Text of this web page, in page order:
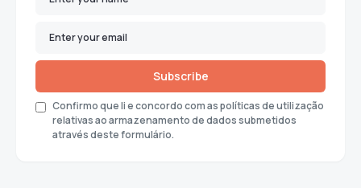
Subscribe
Confirmo que li e concordo com as políticas de utilização
relativas ao armazenamento de dados submetidos
através deste formulário.